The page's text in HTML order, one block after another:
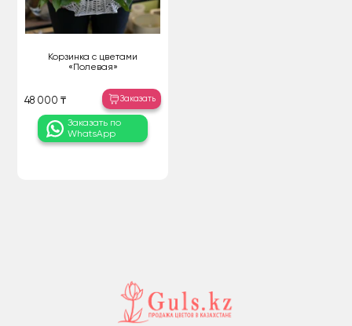
Корзинка с цветами
«Полевая»
48 000 ₸ Заказать
Заказать по
WhatsApp